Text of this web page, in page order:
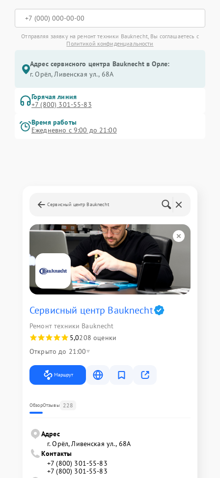
Отправляя заявку на ремонт техники Bauknecht, Вы соглашаетесь с
Политикой конфиденциальности
Адрес сервисного центра Bauknecht в Орле:
г. Орёл, Ливенская ул., 68А
Горячая линия
+7 (800) 301-55-83
Время работы
Ежедневно с 9:00 до 21:00
Сервисный центр Bauknecht
Сервисный центр Bauknecht
Ремонт техники Bauknecht
5,0208 оценки
Открыто до 21:00
Маршрут
ОбзорОтзывы 228
Адрес
г. Орёл, Ливенская ул., 68А
Контакты
+7 (800) 301-55-83
+7 (800) 301-55-83